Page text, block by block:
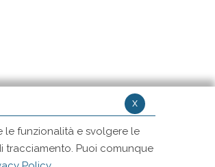
x
le funzionalità e svolgere le
tracciamento. Puoi comunque